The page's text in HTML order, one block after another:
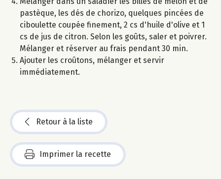
pastèque, les dés de chorizo, quelques pincées de
ciboulette coupée finement, 2 cs d'huile d'olive et 1
cs de jus de citron. Selon les goûts, saler et poivrer.
Mélanger et réserver au frais pendant 30 min.
Ajouter les croûtons, mélanger et servir
immédiatement.
Retour à la liste
Imprimer la recette